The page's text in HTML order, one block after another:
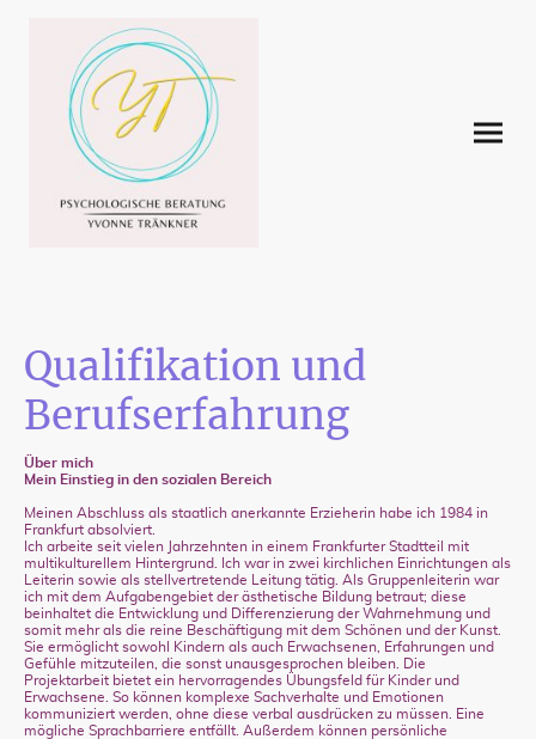
Qualifikation und
Berufserfahrung
Über mich
Mein Einstieg in den sozialen Bereich
Meinen Abschluss als staatlich anerkannte Erzieherin habe ich 1984 in
Frankfurt absolviert.
Ich arbeite seit vielen Jahrzehnten in einem Frankfurter Stadtteil mit
multikulturellem Hintergrund. Ich war in zwei kirchlichen Einrichtungen als
Leiterin sowie als stellvertretende Leitung tätig. Als Gruppenleiterin war
ich mit dem Aufgabengebiet der ästhetische Bildung betraut; diese
beinhaltet die Entwicklung und Differenzierung der Wahrnehmung und
somit mehr als die reine Beschäftigung mit dem Schönen und der Kunst.
Sie ermöglicht sowohl Kindern als auch Erwachsenen, Erfahrungen und
Gefühle mitzuteilen, die sonst unausgesprochen bleiben. Die
Projektarbeit bietet ein hervorragendes Übungsfeld für Kinder und
Erwachsene. So können komplexe Sachverhalte und Emotionen
kommuniziert werden, ohne diese verbal ausdrücken zu müssen. Eine
mögliche Sprachbarriere entfällt. Außerdem können persönliche